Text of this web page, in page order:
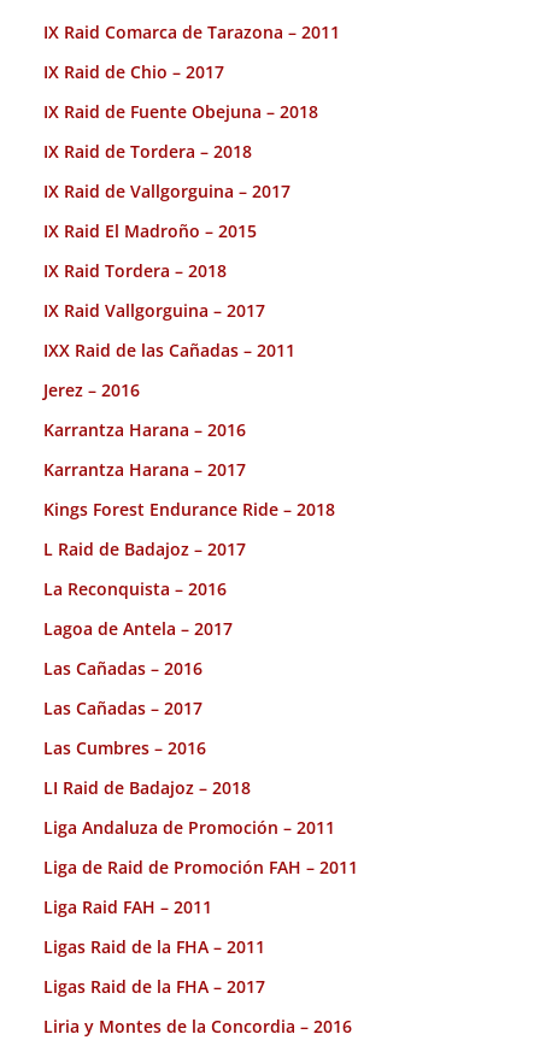
IX Raid Comarca de Tarazona – 2011
IX Raid de Chio – 2017
IX Raid de Fuente Obejuna – 2018
IX Raid de Tordera – 2018
IX Raid de Vallgorguina – 2017
IX Raid El Madroño – 2015
IX Raid Tordera – 2018
IX Raid Vallgorguina – 2017
IXX Raid de las Cañadas – 2011
Jerez – 2016
Karrantza Harana – 2016
Karrantza Harana – 2017
Kings Forest Endurance Ride – 2018
L Raid de Badajoz – 2017
La Reconquista – 2016
Lagoa de Antela – 2017
Las Cañadas – 2016
Las Cañadas – 2017
Las Cumbres – 2016
LI Raid de Badajoz – 2018
Liga Andaluza de Promoción – 2011
Liga de Raid de Promoción FAH – 2011
Liga Raid FAH – 2011
Ligas Raid de la FHA – 2011
Ligas Raid de la FHA – 2017
Liria y Montes de la Concordia – 2016